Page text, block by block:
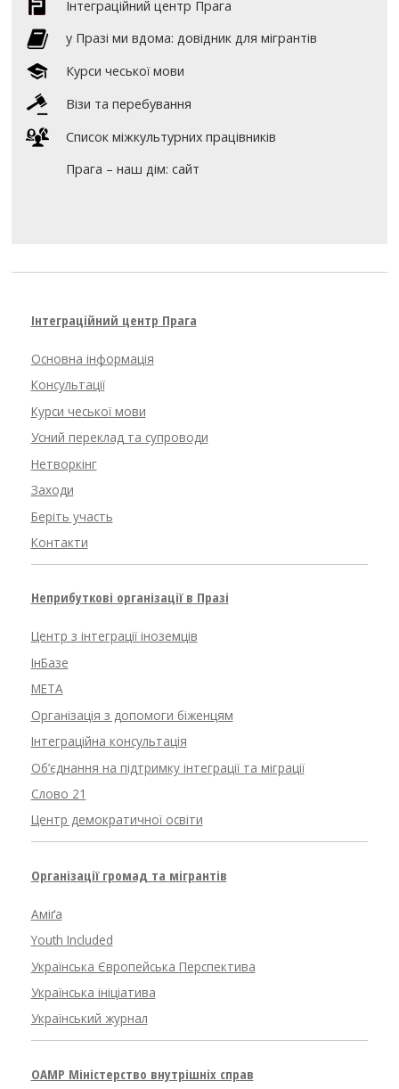
Інтеграційний центр Прага
y Празі ми вдома: довідник для мігрантів
Курси чеської мови
Візи та перебування
Список міжкультурних працівників
Прага – наш дім: сайт
Інтеграційний центр Прага
Основна інформація
Консультації
Курси чеської мови
Усний переклад та супроводи
Нетворкінг
Заходи
Беріть участь
Контакти
Неприбуткові організації в Празі
Центр з інтеграції іноземців
ІнБазе
META
Організація з допомоги біженцям
Інтеграційна консультація
Об’єднання на підтримку інтеграції та міграції
Слово 21
Центр демократичної освіти
Організації громад та мігрантів
Аміґа
Youth Included
Українська Європейська Перспектива
Українська ініціатива
Український журнал
OAMP Міністерство внутрішніх справ